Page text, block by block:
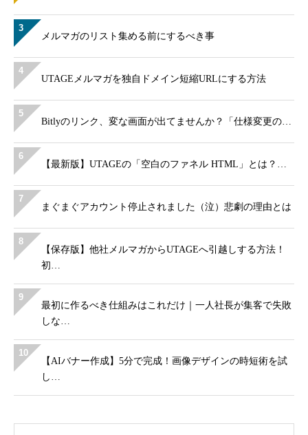
3
メルマガのリスト集める前にするべき事
4
UTAGEメルマガを独自ドメイン短縮URLにする方法
5
Bitlyのリンク、変な画面が出てませんか？「仕様変更の…
6
【最新版】UTAGEの「空白のファネル HTML」とは？…
7
まぐまぐアカウント停止されました（泣）悲劇の理由とは
8
【保存版】他社メルマガからUTAGEへ引越しする方法！
初…
9
最初に作るべき仕組みはこれだけ｜一人社長が集客で失敗
しな…
10
【AIバナー作成】5分で完成！画像デザインの時短術を試
し…